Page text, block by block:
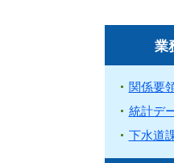
業
関係要
統計デ
下水道